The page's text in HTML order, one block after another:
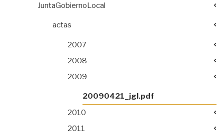
JuntaGobiernoLocal
actas
2007
2008
2009
20090421_jgl.pdf
2010
2011